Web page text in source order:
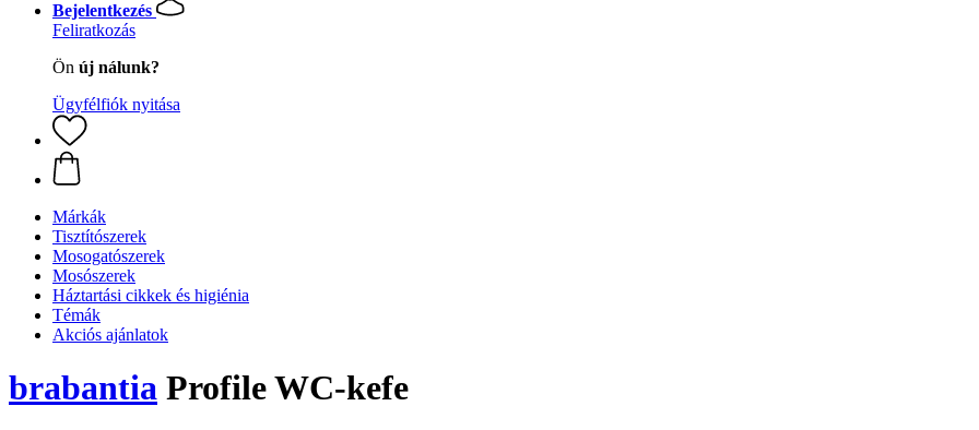
Bejelentkezés
Feliratkozás
Ön új nálunk?
Ügyfélfiók nyitása
Márkák
Tisztítószerek
Mosogatószerek
Mosószerek
Háztartási cikkek és higiénia
Témák
Akciós ajánlatok
brabantia Profile WC-kefe